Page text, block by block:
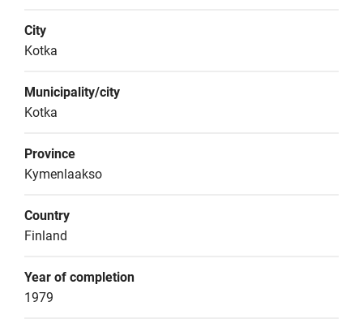
City
Kotka
Municipality/city
Kotka
Province
Kymenlaakso
Country
Finland
Year of completion
1979